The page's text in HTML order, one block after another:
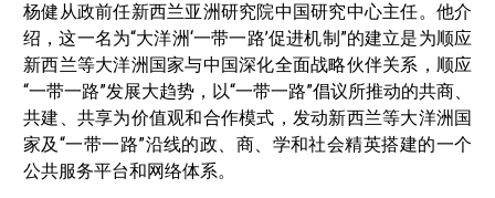
杨健从政前任新西兰亚洲研究院中国研究中心主任。他介
绍，这一名为“大洋洲‘一带一路’促进机制”的建立是为顺应
新西兰等大洋洲国家与中国深化全面战略伙伴关系，顺应
“一带一路”发展大趋势，以“一带一路”倡议所推动的共商、
共建、共享为价值观和合作模式，发动新西兰等大洋洲国
家及“一带一路”沿线的政、商、学和社会精英搭建的一个
公共服务平台和网络体系。